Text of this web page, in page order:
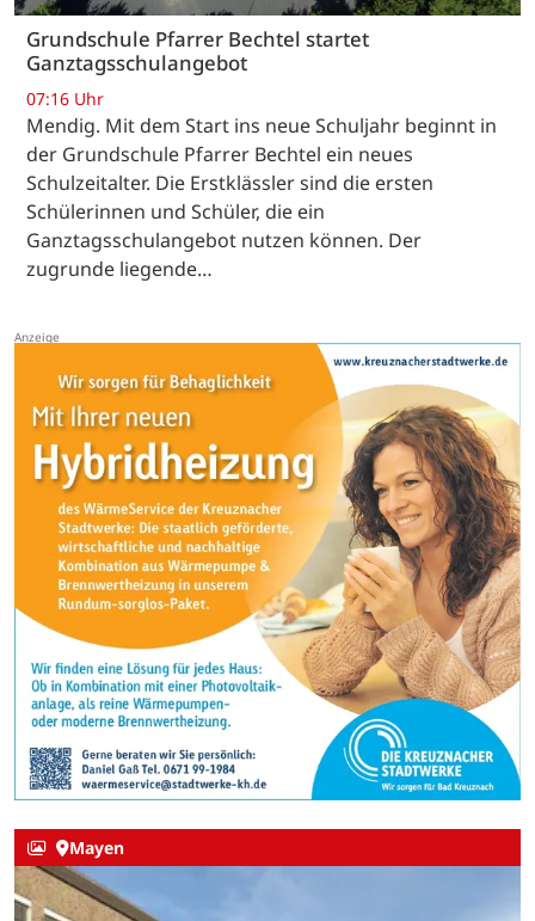
Grundschule Pfarrer Bechtel startet
Ganztagsschulangebot
07:16 Uhr
Mendig. Mit dem Start ins neue Schuljahr beginnt in
der Grundschule Pfarrer Bechtel ein neues
Schulzeitalter. Die Erstklässler sind die ersten
Schülerinnen und Schüler, die ein
Ganztagsschulangebot nutzen können. Der
zugrunde liegende…
Mayen